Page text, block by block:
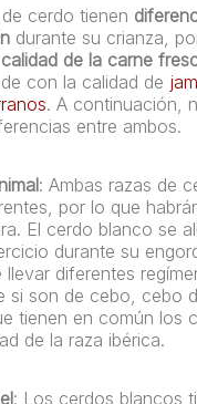
cerdo tienen
durante su crianza,
de la carne
con la calidad de
. A continuación,
entre ambos.
: Ambas razas de
por lo que
El cerdo blanco se
durante su
llevar diferentes
si son de cebo, cebo
tienen en común los
de la raza ibérica.
: Los cerdos blancos